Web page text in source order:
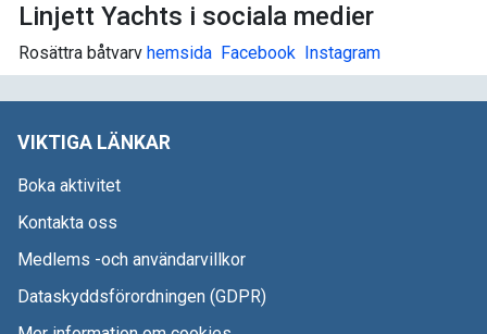
Linjett Yachts i sociala medier
Rosättra båtvarv hemsida Facebook Instagram
VIKTIGA LÄNKAR
Boka aktivitet
Kontakta oss
Medlems -och användarvillkor
Dataskyddsförordningen (GDPR)